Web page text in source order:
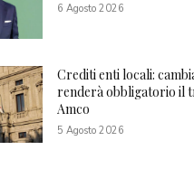
6 Agosto 2026
Crediti enti locali:
renderà obbligatorio il
Amco
5 Agosto 2026